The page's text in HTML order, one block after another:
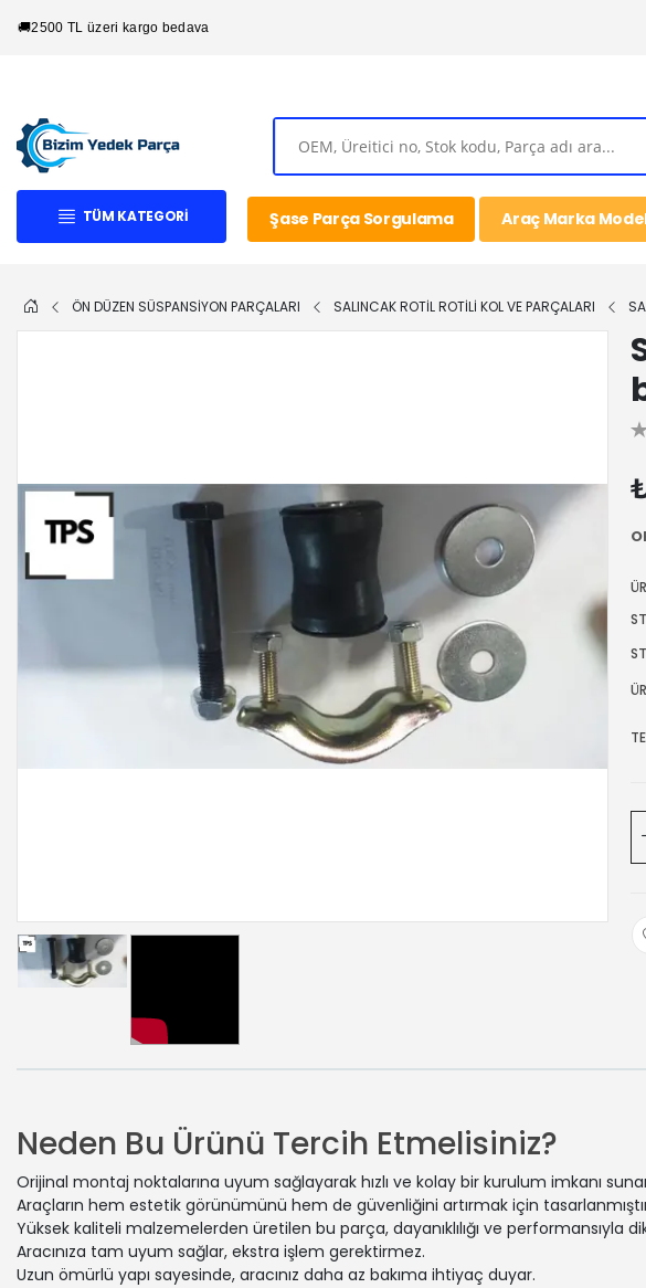
🚚2500 TL üzeri kargo bedava
TÜM KATEGORI Şase Parça Sorgulama Araç Marka
ÖN DÜZEN SÜSPANSİYON PARÇALARI SALINCAK ROTİL ROTİLİ KOL VE PARÇALARI
Neden Bu Ürünü Tercih Etmelisiniz?
Orijinal montaj noktalarına uyum sağlayarak hızlı ve kolay bir kurulum imkanı
Araçların hem estetik görünümünü hem de güvenliğini artırmak için
Yüksek kaliteli malzemelerden üretilen bu parça, dayanıklılığı ve performansıyla
Aracınıza tam uyum sağlar, ekstra işlem gerektirmez.
Uzun ömürlü yapı sayesinde, aracınız daha az bakıma ihtiyaç duyar.